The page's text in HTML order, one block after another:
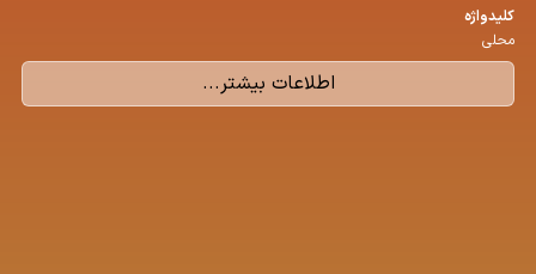
كلیدواژه
محلی
اطلاعات بیشتر...